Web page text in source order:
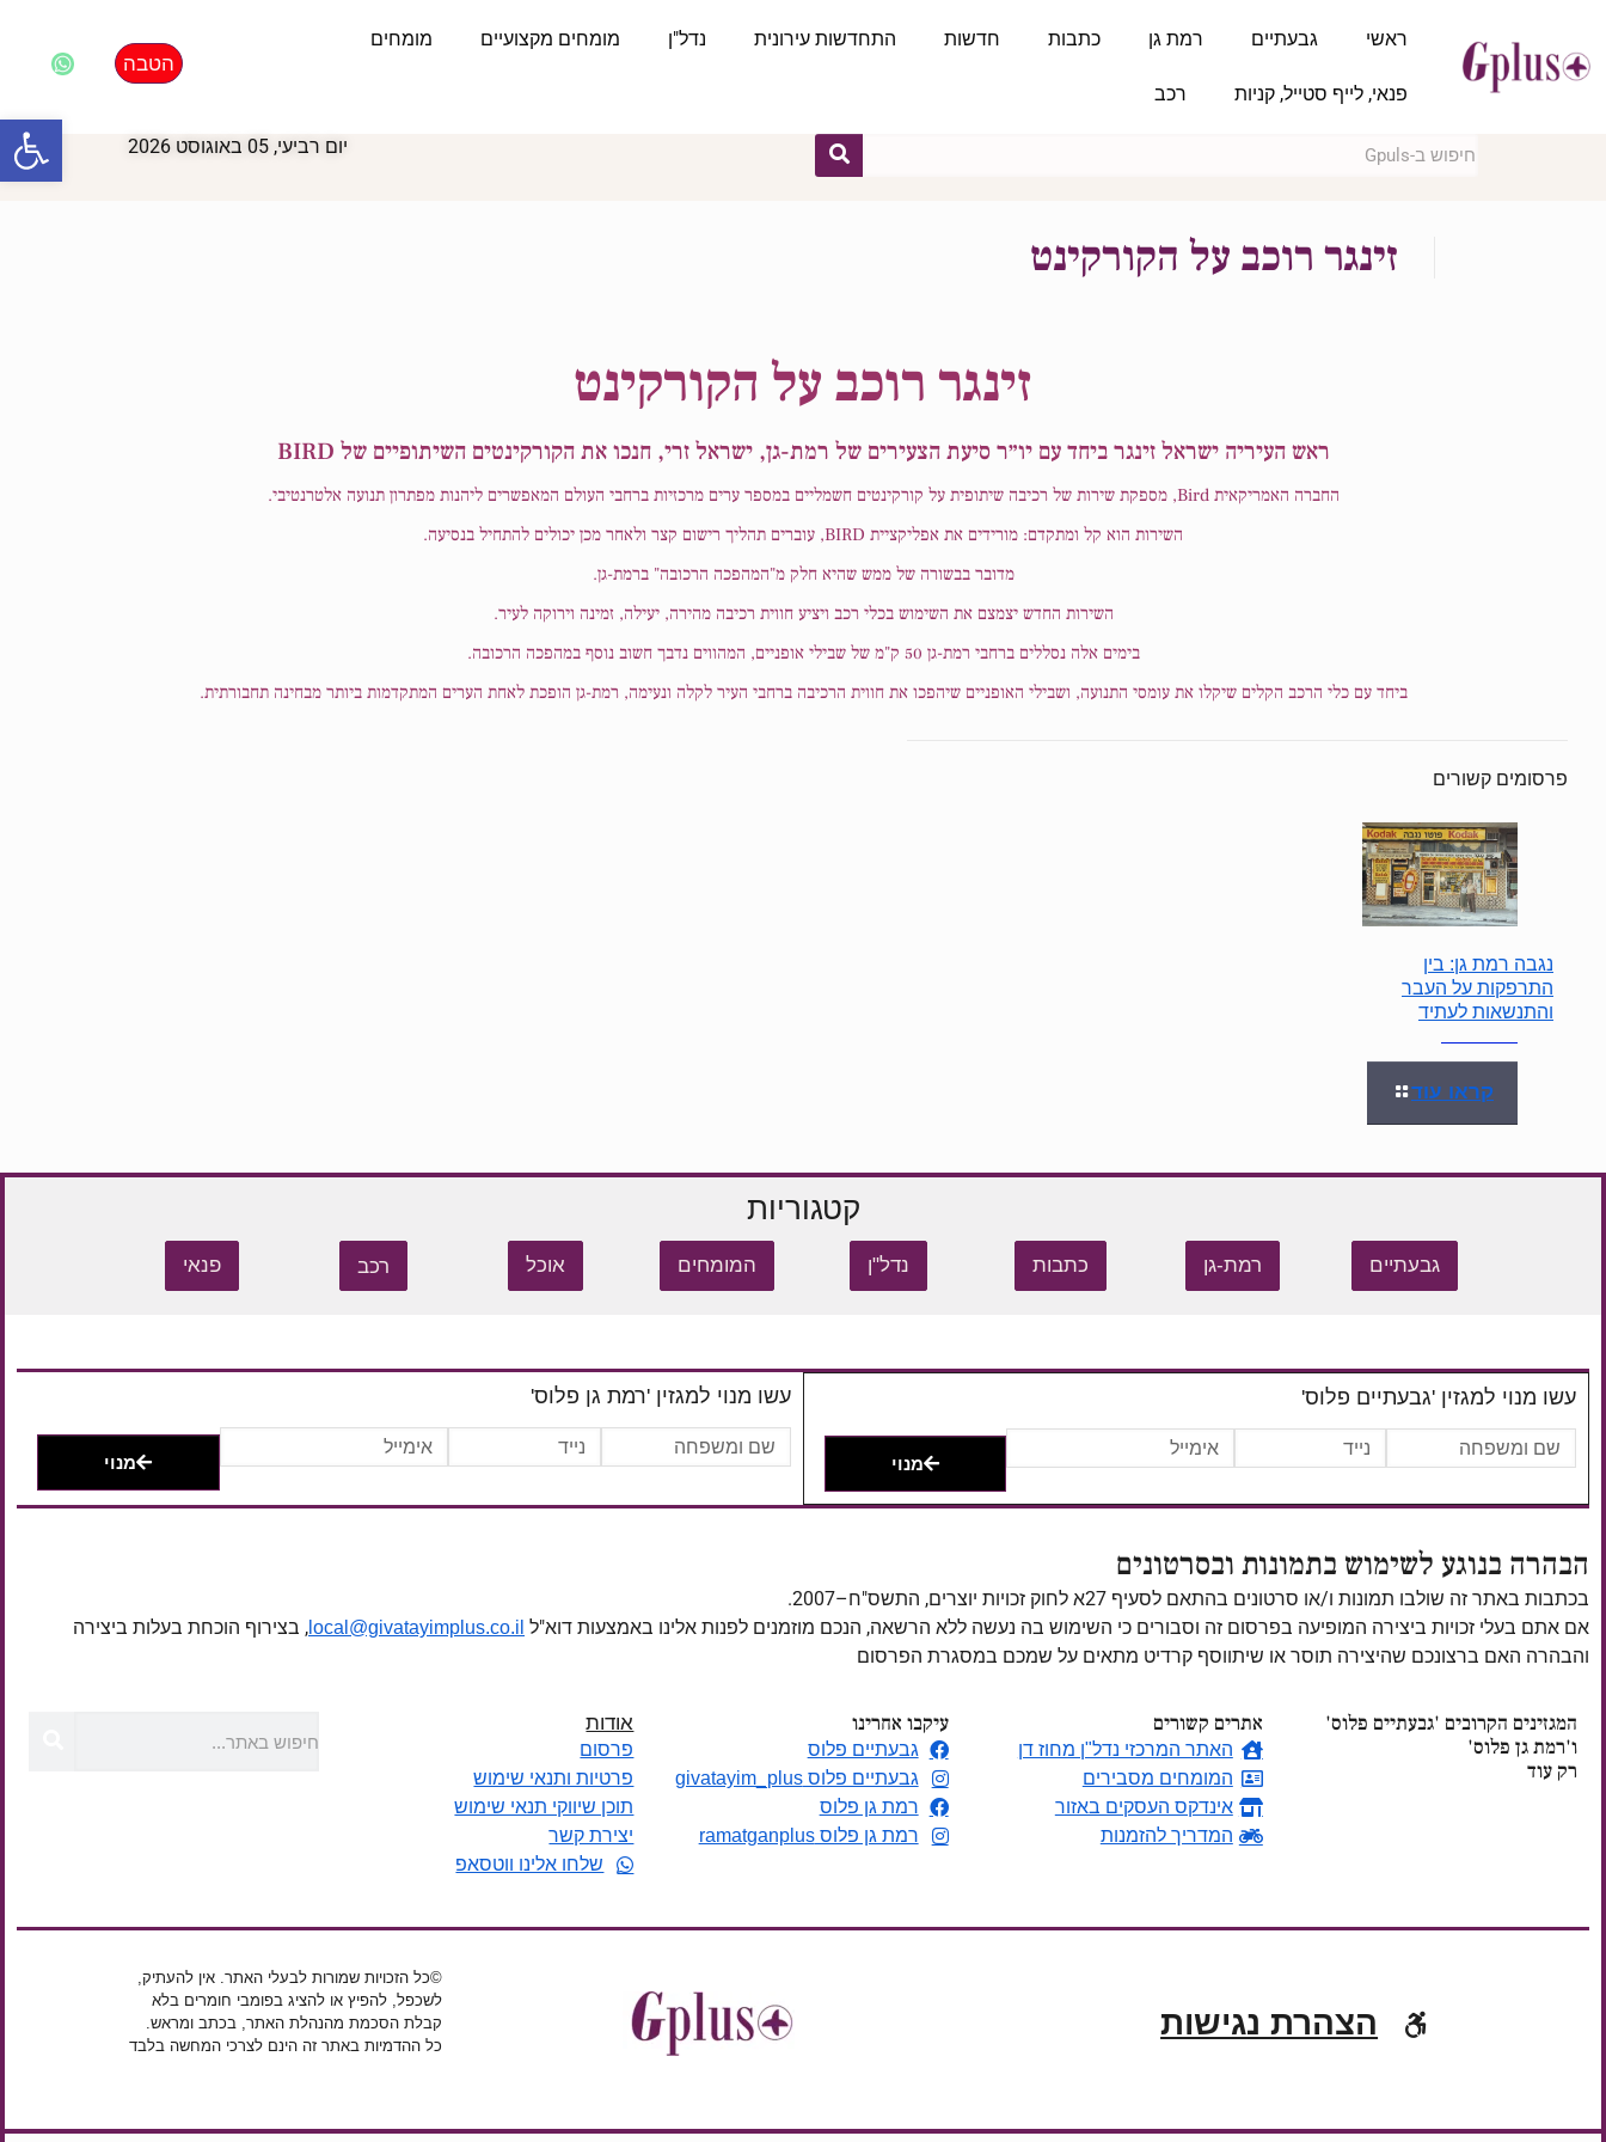
ראשי גבעתיים רמת גן כתבות חדשות התחדשות עירונית נדל"ן מומחים מקצועיים מומחים
פנאי, לייף סטייל, קניות רכב
הטבה
יום רביעי, 05 באוגוסט 2026
זינגר רוכב על הקורקינט
זינגר רוכב על הקורקינט
ראש העיריה ישראל זינגר ביחד עם יו״ר סיעת הצעירים של רמת-גן, ישראל זרי, חנכו את הקורקינטים השיתופיים של BIRD
החברה האמריקאית Bird, מספקת שירות של רכיבה שיתופית על קורקינטים חשמליים במספר ערים מרכזיות ברחבי העולם המאפשרים ליהנות מפתרון תנועה אלטרנטיבי.
השירות הוא קל ומתקדם: מורידים את אפליקציית BIRD, עוברים תהליך רישום קצר ולאחר מכן יכולים להתחיל בנסיעה.
מדובר בבשורה של ממש שהיא חלק מ"המהפכה הרכובה" ברמת-גן.
השירות החדש יצמצם את השימוש בכלי רכב ויציע חווית רכיבה מהירה, יעילה, זמינה וירוקה לעיר.
בימים אלה נסללים ברחבי רמת-גן 50 ק"מ של שבילי אופניים, המהווים נדבך חשוב נוסף במהפכה הרכובה.
ביחד עם כלי הרכב הקלים שיקלו את עומסי התנועה, ושבילי האופניים שיהפכו את חווית הרכיבה ברחבי העיר לקלה ונעימה, רמת-גן הופכת לאחת הערים המתקדמות ביותר מבחינה תחבורתית.
פרסומים קשורים
נגבה רמת גן: בין
התרפקות על העבר
והתנשאות לעתיד
קראו עוד
קטגוריות
גבעתיים רמת-גן כתבות נדל"ן המומחים אוכל רכב פנאי
עשו מנוי למגזין 'גבעתיים פלוס'
מנוי
עשו מנוי למגזין 'רמת גן פלוס'
מנוי
הבהרה בנוגע לשימוש בתמונות ובסרטונים
בכתבות באתר זה שולבו תמונות ו/או סרטונים בהתאם לסעיף 27א לחוק זכויות יוצרים, התשס"ח–2007.
אם אתם בעלי זכויות ביצירה המופיעה בפרסום זה וסבורים כי השימוש בה נעשה ללא הרשאה, הנכם מוזמנים לפנות אלינו באמצעות דוא"ל local@givatayimplus.co.il , בצירוף הוכחת בעלות ביצירה
והבהרה האם ברצונכם שהיצירה תוסר או שיתווסף קרדיט מתאים על שמכם במסגרת הפרסום
המגזינים הקרובים 'גבעתיים פלוס'
ו'רמת גן פלוס'
רק עוד
אתרים קשורים
האתר המרכזי נדל"ן מחוז דן
המומחים מסבירים
אינדקס העסקים באזור
המדריך להזמנות
עיקבו אחרינו
גבעתיים פלוס
גבעתיים פלוס givatayim_plus
רמת גן פלוס
רמת גן פלוס ramatganplus
אודות
פרסום
פרטיות ותנאי שימוש
תוכן שיווקי תנאי שימוש
יצירת קשר
שלחו אלינו ווטסאפ
הצהרת נגישות
©כל הזכויות שמורות לבעלי האתר. אין להעתיק,
לשכפל, להפיץ או להציג בפומבי חומרים בלא
קבלת הסכמת מהנהלת האתר, בכתב ומראש.
כל ההדמיות באתר זה הינם לצרכי המחשה בלבד
פתח